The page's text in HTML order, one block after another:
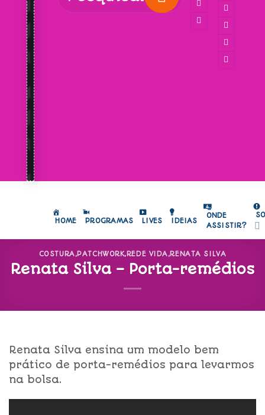
HOME PROGRAMAS LIVES IDEIAS
ONDE
ASSISTIR?
COSTURA,PATCHWORK,REDE VIDA,RENATA SILVA
Renata Silva – Porta-remédios
Renata Silva ensina um modelo bem
prático de porta-remédios para levarmos
na bolsa.